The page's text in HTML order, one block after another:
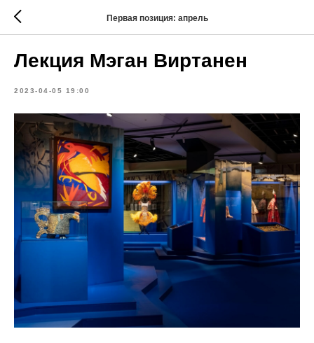
Первая позиция: апрель
Лекция Мэган Виртанен
2023-04-05 19:00